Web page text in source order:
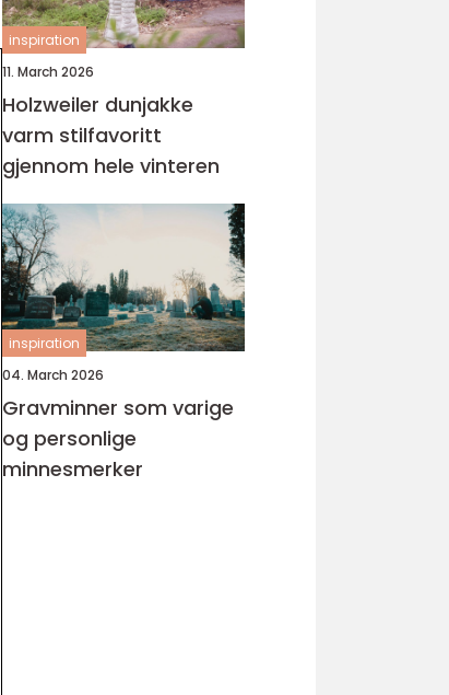
inspiration
11. March 2026
Holzweiler dunjakke
varm stilfavoritt
gjennom hele vinteren
inspiration
04. March 2026
Gravminner som varige
og personlige
minnesmerker